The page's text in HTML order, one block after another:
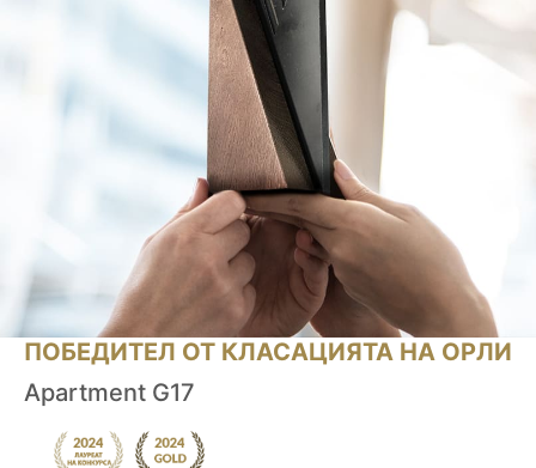
ПОБЕДИТЕЛ ОТ КЛАСАЦИЯТА НА ОРЛИ
Apartment G17